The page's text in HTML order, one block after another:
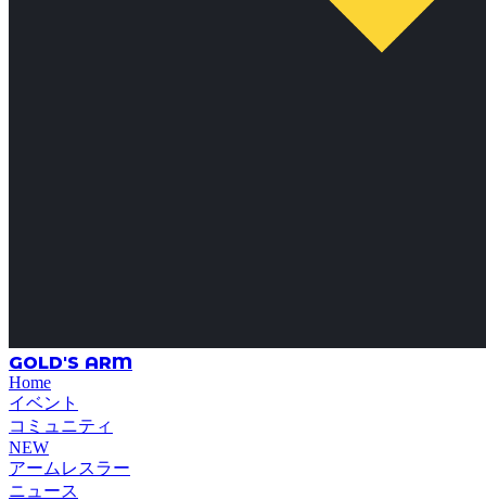
GOLD'S ARM
Home
イベント
コミュニティ
NEW
アームレスラー
ニュース